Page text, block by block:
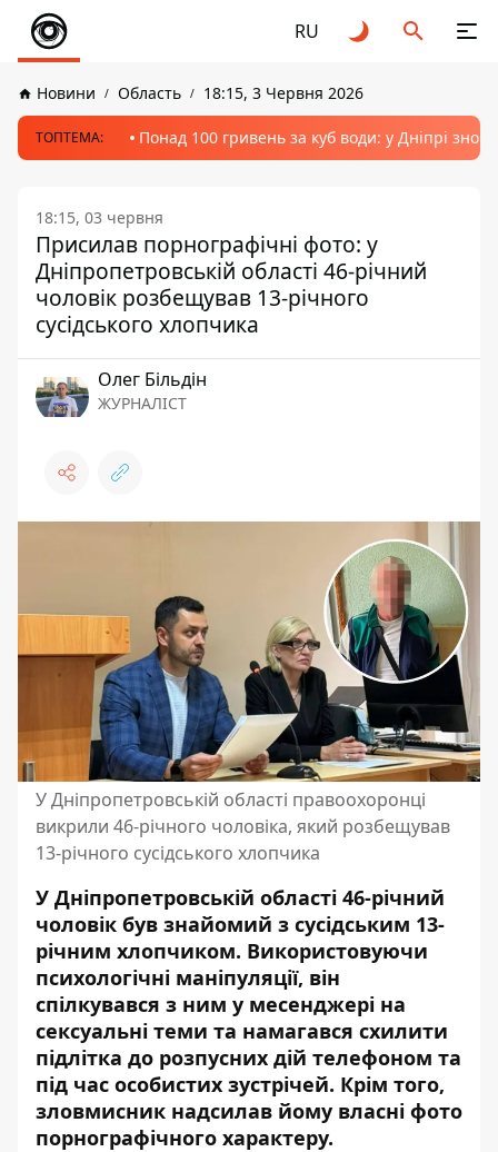
RU
Новини Область 18:15, 3 Червня 2026
ТОПТЕМА: Понад 100 гривень за куб води: у Дніпрі
18:15, 03 червня
Присилав порнографічні фото: у
Дніпропетровській області 46-річний
чоловік розбещував 13-річного
сусідського хлопчика
Олег Більдін
ЖУРНАЛІСТ
У Дніпропетровській області правоохоронці
викрили 46-річного чоловіка, який розбещував
13-річного сусідського хлопчика
У Дніпропетровській області 46-річний
чоловік був знайомий з сусідським 13-
річним хлопчиком. Використовуючи
психологічні маніпуляції, він
спілкувався з ним у месенджері на
сексуальні теми та намагався схилити
підлітка до розпусних дій телефоном та
під час особистих зустрічей. Крім того,
зловмисник надсилав йому власні фото
порнографічного характеру.